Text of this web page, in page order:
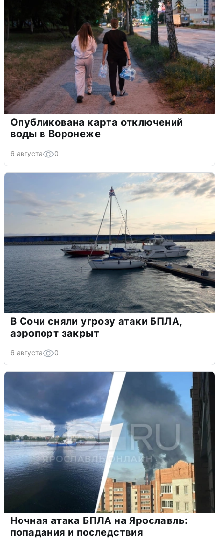
Опубликована карта отключений
воды в Воронеже
6 августа 0
В Сочи сняли угрозу атаки БПЛА,
аэропорт закрыт
6 августа 0
Ночная атака БПЛА на Ярославль:
попадания и последствия